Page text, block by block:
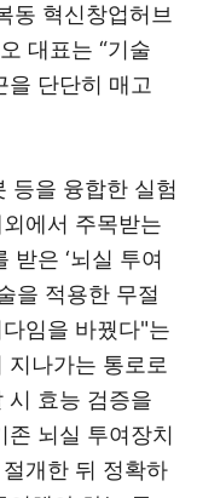
동 혁신창업허브
대표는 “기술
을 단단히 매고
등을 융합한 실험
에서 주목받는
받은 ‘뇌실 투여
을 적용한 무절
임을 바꿨다"는
나가는 통로로
시 효능 검증을
뇌실 투여장치
개한 뒤 정확하